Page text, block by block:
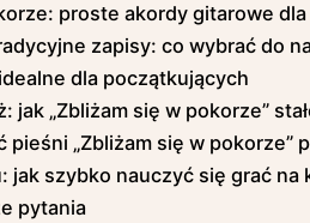
proste akordy gitarowe
zapisy: co wybrać do
dla początkujących
jak „Zbliżam się w pokorze”
pieśni „Zbliżam się w
jak szybko nauczyć się grać na
pytania